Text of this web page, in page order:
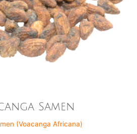
Samen
(Voacanga Africana)